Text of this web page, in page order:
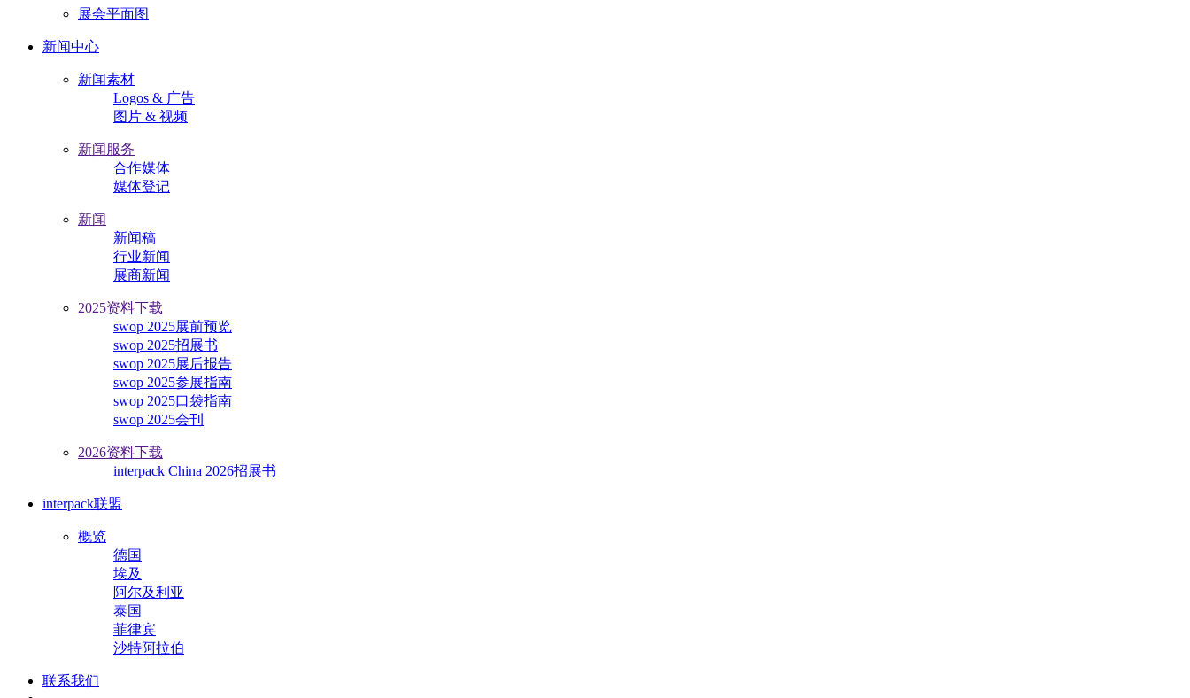
展会平面图
新闻中心
新闻素材
Logos & 广告
图片 & 视频
新闻服务
合作媒体
媒体登记
新闻
新闻稿
行业新闻
展商新闻
2025资料下载
swop 2025展前预览
swop 2025招展书
swop 2025展后报告
swop 2025参展指南
swop 2025口袋指南
swop 2025会刊
2026资料下载
interpack China 2026招展书
interpack联盟
概览
德国
埃及
阿尔及利亚
泰国
菲律宾
沙特阿拉伯
联系我们